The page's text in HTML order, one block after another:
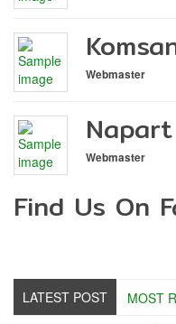
Webmaster
Webmaster
Find Us On
LATEST POST
MOST